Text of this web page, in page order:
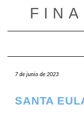
7 de junio de 2023
SANTA